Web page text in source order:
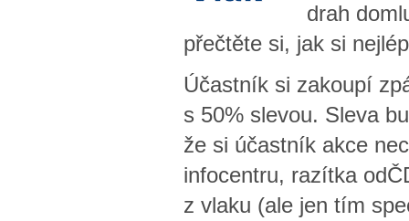
drah
přečtěte si, jak si
Účastník si zakoupí
s 50% slevou. Sleva
že si účastník akce
infocentru, razítka
z vlaku (ale jen tím